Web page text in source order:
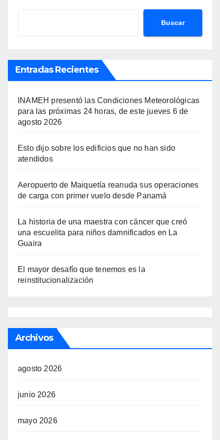
Buscar
Entradas Recientes
INAMEH presentó las Condiciones Meteorológicas
para las próximas 24 horas, de este jueves 6 de
agosto 2026
Esto dijo sobre los edificios que no han sido
atendidos
Aeropuerto de Maiquetía reanuda sus operaciones
de carga con primer vuelo desde Panamá
La historia de una maestra con cáncer que creó
una escuelita para niños damnificados en La
Guaira
El mayor desafío que tenemos es la
reinstitucionalización
Archivos
agosto 2026
junio 2026
mayo 2026